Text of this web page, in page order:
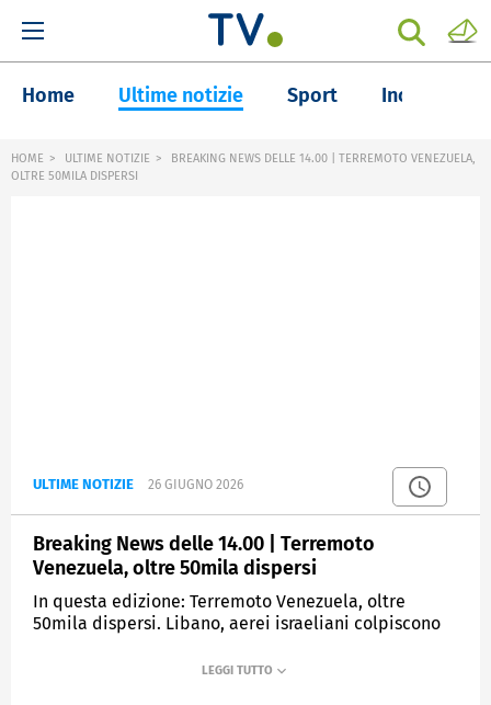
Home Ultime notizie Sport Inchieste
HOME ULTIME NOTIZIE
BREAKING NEWS DELLE 14.00 | TERREMOTO VENEZUELA,
OLTRE 50MILA DISPERSI
ULTIME NOTIZIE 26 GIUGNO 2026
Breaking News delle 14.00 | Terremoto
Venezuela, oltre 50mila dispersi
In questa edizione: Terremoto Venezuela, oltre
50mila dispersi. Libano, aerei israeliani colpiscono
Strage di Viareggio, ex ad Moretti in carcere. Clima,